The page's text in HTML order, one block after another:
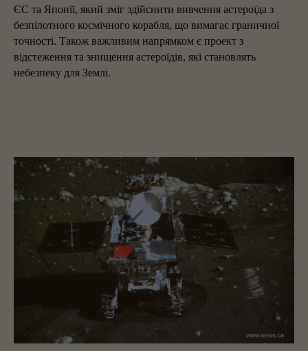
ЄС та Японії, який зміг здійснити вивчення астероїда з
безпілотного космічного корабля, що вимагає граничної
точності. Також важливим напрямком є проект з
відстеження та знищення астероїдів, які становлять
небезпеку для Землі.